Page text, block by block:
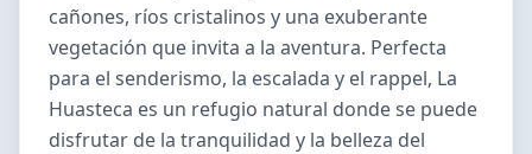
cañones, ríos cristalinos y una exuberante
vegetación que invita a la aventura. Perfecta
para el senderismo, la escalada y el rappel, La
Huasteca es un refugio natural donde se puede
disfrutar de la tranquilidad y la belleza del